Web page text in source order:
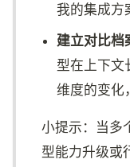
我的集成方
建立对比档
型在上下文
维度的变化
小提示：当多
型能力升级或